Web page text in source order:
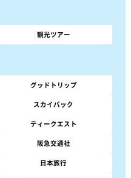
観光ツアー
グッドトリップ
スカイパック
ティークエスト
阪急交通社
日本旅行